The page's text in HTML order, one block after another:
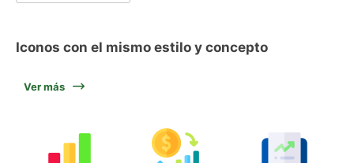
Iconos con el mismo estilo y concepto
Ver más